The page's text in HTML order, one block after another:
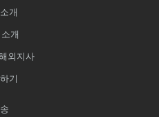
개
개
외지사
기